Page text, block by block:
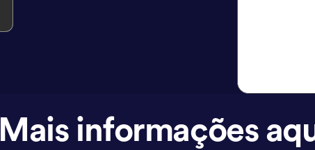
Mais informações